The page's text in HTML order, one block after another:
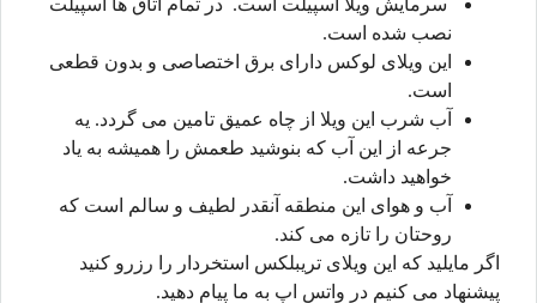
سرمایش ویلا اسپیلت است. در تمام اتاق ها اسپیلت
نصب شده است.
این ویلای لوکس دارای برق اختصاصی و بدون قطعی
است.
آب شرب این ویلا از چاه عمیق تامین می گردد. یه
جرعه از این آب که بنوشید طعمش را همیشه به یاد
خواهید داشت.
آب و هوای این منطقه آنقدر لطیف و سالم است که
روحتان را تازه می کند.
اگر مایلید که این ویلای تریبلکس استخردار را رزرو کنید
پیشنهاد می کنیم در واتس اپ به ما پیام دهید.